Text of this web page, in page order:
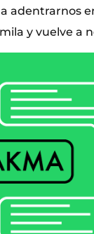
adentrarnos
y vuelve a